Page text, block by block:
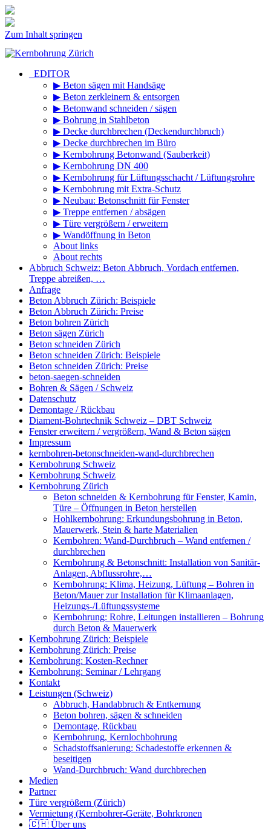
Zum Inhalt springen
_EDITOR
▶ Beton sägen mit Handsäge
▶ Beton zerkleinern & entsorgen
▶ Betonwand schneiden / sägen
▶ Bohrung in Stahlbeton
▶ Decke durchbrechen (Deckendurchbruch)
▶ Decke durchbrechen im Büro
▶ Kernbohrung Betonwand (Sauberkeit)
▶ Kernbohrung DN 400
▶ Kernbohrung für Lüftungsschacht / Lüftungsrohre
▶ Kernbohrung mit Extra-Schutz
▶ Neubau: Betonschnitt für Fenster
▶ Treppe entfernen / absägen
▶ Türe vergrößern / erweitern
▶ Wandöffnung in Beton
About links
About rechts
Abbruch Schweiz: Beton Abbruch, Vordach entfernen,
Treppe abreißen, …
Anfrage
Beton Abbruch Zürich: Beispiele
Beton Abbruch Zürich: Preise
Beton bohren Zürich
Beton sägen Zürich
Beton schneiden Zürich
Beton schneiden Zürich: Beispiele
Beton schneiden Zürich: Preise
beton-saegen-schneiden
Bohren & Sägen / Schweiz
Datenschutz
Demontage / Rückbau
Diament-Bohrtechnik Schweiz – DBT Schweiz
Fenster erweitern / vergrößern, Wand & Beton sägen
Impressum
kernbohren-betonschneiden-wand-durchbrechen
Kernbohrung Schweiz
Kernbohrung Schweiz
Kernbohrung Zürich
Beton schneiden & Kernbohrung für Fenster, Kamin,
Türe – Öffnungen in Beton herstellen
Hohlkernbohrung: Erkundungsbohrung in Beton,
Mauerwerk, Stein & harte Materialien
Kernbohren: Wand-Durchbruch – Wand entfernen /
durchbrechen
Kernbohrung & Betonschnitt: Installation von Sanitär-
Anlagen, Abflussrohre,…
Kernbohrung: Klima, Heizung, Lüftung – Bohren in
Beton/Mauer zur Installation für Klimaanlagen,
Heizungs-/Lüftungssysteme
Kernbohrung: Rohre, Leitungen installieren – Bohrung
durch Beton & Mauerwerk
Kernbohrung Zürich: Beispiele
Kernbohrung Zürich: Preise
Kernbohrung: Kosten-Rechner
Kernbohrung: Seminar / Lehrgang
Kontakt
Leistungen (Schweiz)
Abbruch, Handabbruch & Entkernung
Beton bohren, sägen & schneiden
Demontage, Rückbau
Kernbohrung, Kernlochbohrung
Schadstoffsanierung: Schadestoffe erkennen &
beseitigen
Wand-Durchbruch: Wand durchbrechen
Medien
Partner
Türe vergrößern (Zürich)
Vermietung (Kernbohrer-Geräte, Bohrkronen
🇨🇭 Über uns